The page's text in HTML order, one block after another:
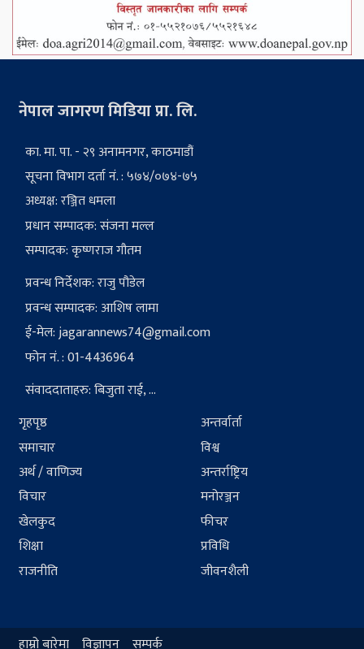
नेपाल जागरण मिडिया प्रा. लि.
का. मा. पा. - २९ अनामनगर, काठमाडौं
सूचना विभाग दर्ता नं. : ५७४/०७४-७५
अध्यक्ष: रञ्जित धमला
प्रधान सम्पादक: संजना मल्ल
सम्पादक: कृष्णराज गौतम
प्रवन्ध निर्देशक: राजु पौडेल
प्रवन्ध सम्पादक: आशिष लामा
ई-मेल:jagarannews74@gmail.com
फोन नं. : 01-4436964
संवाददाताहरु: बिजुता राई, ...
गृहपृष्ठ
समाचार
अर्थ / वाणिज्य
विचार
खेलकुद
शिक्षा
राजनीति
अन्तर्वार्ता
विश्व
अन्तर्राष्ट्रिय
मनोरञ्जन
फीचर
प्रविधि
जीवनशैली